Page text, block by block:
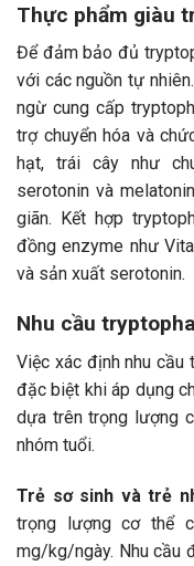
Thực phẩm giàu
Để đảm bảo đủ
với các nguồn tự
ngừ cung cấp
trợ chuyển hóa và
hạt, trái cây như
serotonin và
giãn. Kết hợp
đồng enzyme như
và sản xuất serotonin.
Nhu cầu
Việc xác định nhu cầu
đặc biệt khi áp dụng
dựa trên trọng lượng
nhóm tuổi.
Trẻ sơ sinh và trẻ
trọng lượng cơ thể
mg/kg/ngày. Nhu cầu